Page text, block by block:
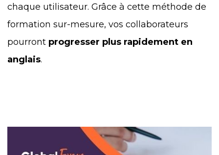
chaque utilisateur. Grâce à cette méthode de
formation sur-mesure, vos collaborateurs
pourront progresser plus rapidement en
anglais.